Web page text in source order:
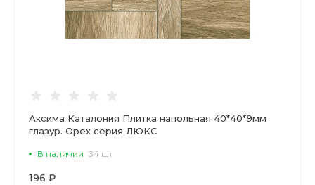
Аксима Каталония Плитка напольная 40*40*9мм
глазур. Орех серия ЛЮКС
В наличии 34 шт
196 ₽